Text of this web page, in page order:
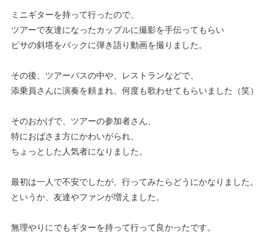
ミニギターを持って行ったので、
ツアーで友達になったカップルに撮影を手伝ってもらい
ピサの斜塔をバックに弾き語り動画を撮りました。
その後、ツアーバスの中や、レストランなどで、
添乗員さんに演奏を頼まれ、何度も歌わせてもらいました（笑）
そのおかげで、ツアーの参加者さん、
特におばさま方にかわいがられ、
ちょっとした人気者になりました。
最初は一人で不安でしたが、行ってみたらどうにかなりました。
というか、友達やファンが増えました。
無理やりにでもギターを持って行って良かったです。